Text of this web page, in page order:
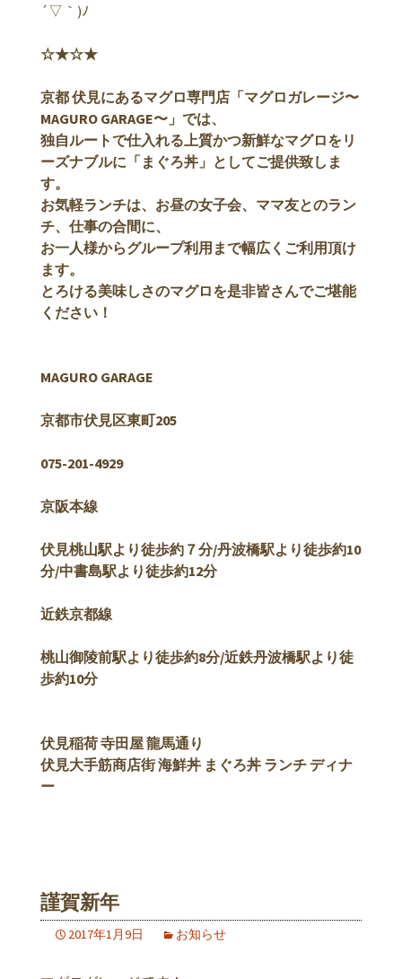
´▽｀)ﾉ
☆★☆★
京都 伏見にあるマグロ専門店「マグロガレージ〜
MAGURO GARAGE〜」では、
独自ルートで仕入れる上質かつ新鮮なマグロをリ
ーズナブルに「まぐろ丼」としてご提供致しま
す。
お気軽ランチは、お昼の女子会、ママ友とのラン
チ、仕事の合間に、
お一人様からグループ利用まで幅広くご利用頂け
ます。
とろける美味しさのマグロを是非皆さんでご堪能
ください！
MAGURO GARAGE
京都市伏見区東町205
075-201-4929
京阪本線
伏見桃山駅より徒歩約７分/丹波橋駅より徒歩約10
分/中書島駅より徒歩約12分
近鉄京都線
桃山御陵前駅より徒歩約8分/近鉄丹波橋駅より徒
歩約10分
伏見稲荷 寺田屋 龍馬通り
伏見大手筋商店街 海鮮丼 まぐろ丼 ランチ ディナ
ー
謹賀新年
2017年1月9日 お知らせ